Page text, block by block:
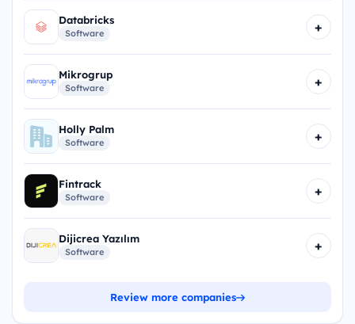
Databricks
Software +
Mikrogrup
Software +
Holly Palm
Software +
Fintrack
Software +
Dijicrea Yazılım
Software +
Review more companies